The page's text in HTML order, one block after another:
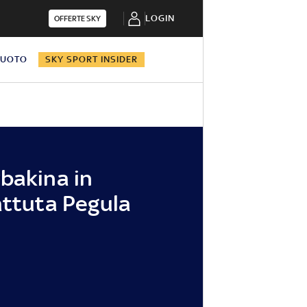
OFFERTE SKY LOGIN
SKY SPORT INSIDER
in
Pegula